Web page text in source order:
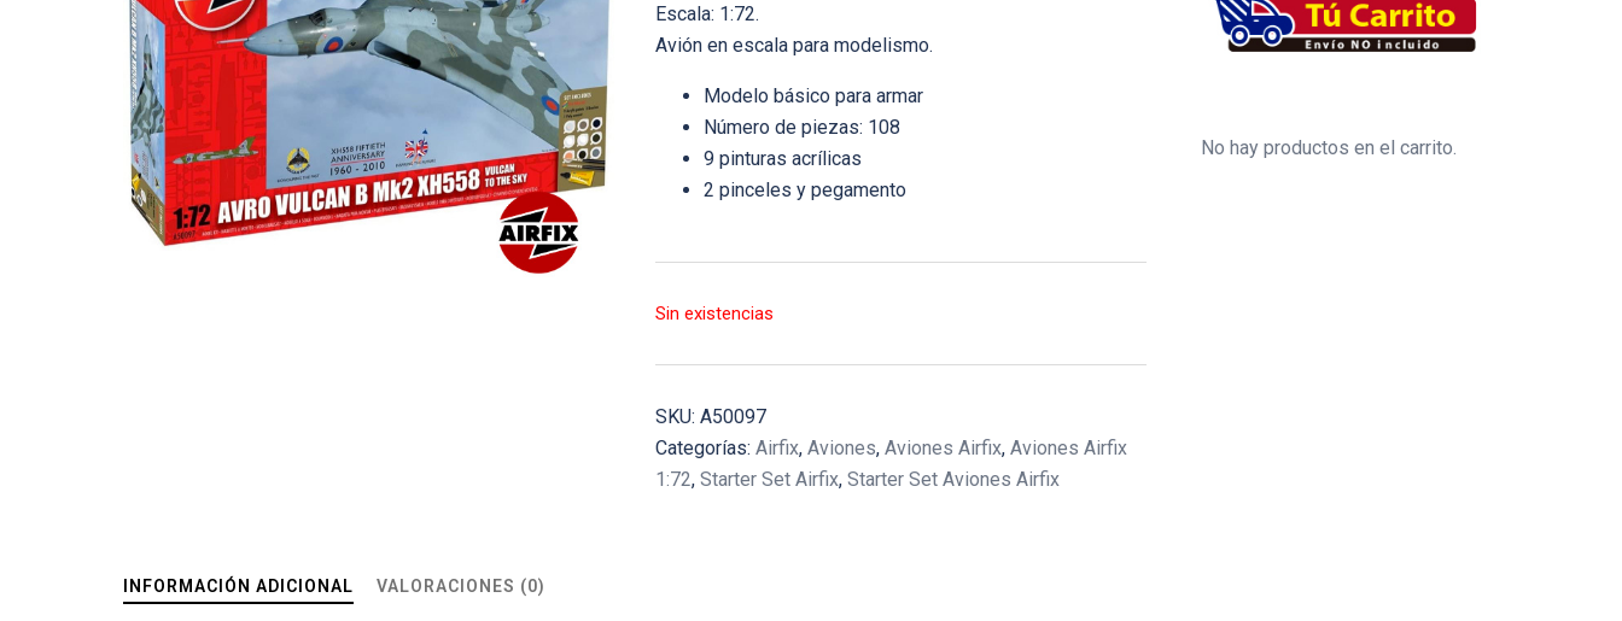
Escala: 1:72.
Avión en escala para modelismo.
Modelo básico para armar
Número de piezas: 108
9 pinturas acrílicas
2 pinceles y pegamento
Sin existencias
SKU: A50097
Categorías: Airfix, Aviones, Aviones Airfix, Aviones Airfix
1:72, Starter Set Airfix, Starter Set Aviones Airfix
INFORMACIÓN ADICIONAL VALORACIONES (0)
No hay productos en el carrito.